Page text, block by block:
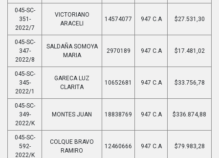
045-SC-
351-
2022/7
VICTORIANO
ARACELI
14574077 947 C.A $27.531,30
045-SC-
347-
2022/8
SALDAÑA SOMOYA
MARIA
2970189 947 C.A $17.481,02
045-SC-
345-
2022/1
GARECA LUZ
CLARITA
10652681 947 C.A $33.756,78
045-SC-
349-
2022/K
MONTES JUAN 18838769 947 C.A $336.874,88
045-SC-
592-
2022/K
COLQUE BRAVO
RAMIRO
12460666 947 C.A $79.983,28